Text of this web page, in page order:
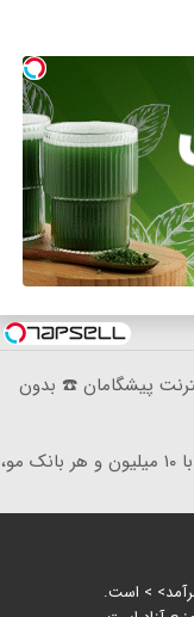
اینترنت پیشگامان ☎️ بدون
وقت تغییره😍😍 با ۱۰ میلیون و هر بانک مو،
> است.